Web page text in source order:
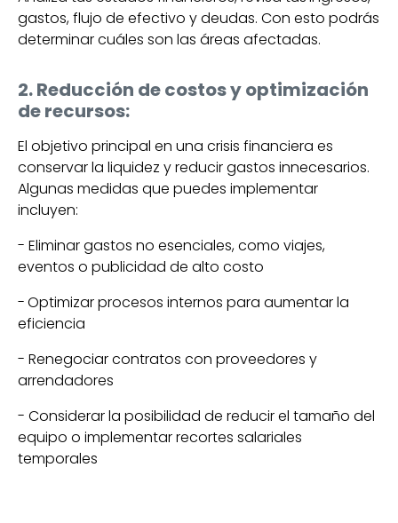
gastos, flujo de efectivo y deudas. Con esto podrás
determinar cuáles son las áreas afectadas.
2. Reducción de costos y optimización
de recursos:
El objetivo principal en una crisis financiera es
conservar la liquidez y reducir gastos innecesarios.
Algunas medidas que puedes implementar
incluyen:
- Eliminar gastos no esenciales, como viajes,
eventos o publicidad de alto costo
-Optimizar procesos internos para aumentar la
eficiencia
- Renegociar contratos con proveedores y
arrendadores
- Considerar la posibilidad de reducir el tamaño del
equipo o implementar recortes salariales
temporales